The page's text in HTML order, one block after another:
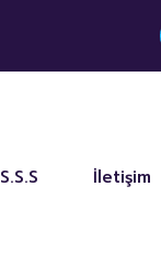
S.S.S İletişim